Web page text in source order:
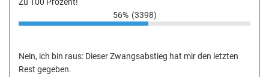
56% (3398)
Nein, ich bin raus: Dieser Zwangsabstieg hat mir den letzten
Rest gegeben.